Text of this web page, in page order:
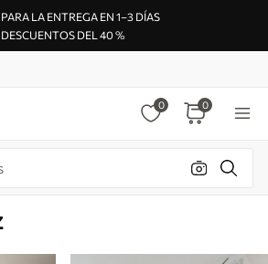
LA ENTREGA EN 1–3 DÍAS
DESCUENTOS DEL 40 %
0 0